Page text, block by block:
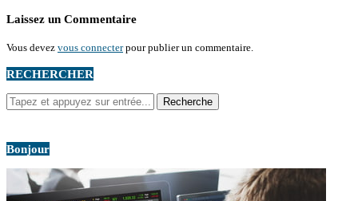
Laissez un Commentaire
Vous devez vous connecterpour publier un commentaire.
RECHERCHER
Bonjour